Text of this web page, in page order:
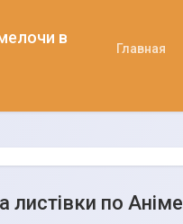
в
Главная
листівки по Аніме